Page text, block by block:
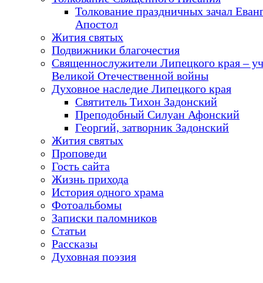
Толкование праздничных зачал
Апостол
Жития святых
Подвижники благочестия
Священнослужители Липецкого края –
Великой Отечественной войны
Духовное наследие Липецкого края
Святитель Тихон Задонский
Преподобный Силуан Афонский
Георгий, затворник Задонский
Жития святых
Проповеди
Гость сайта
Жизнь прихода
История одного храма
Фотоальбомы
Записки паломников
Статьи
Рассказы
Духовная поэзия